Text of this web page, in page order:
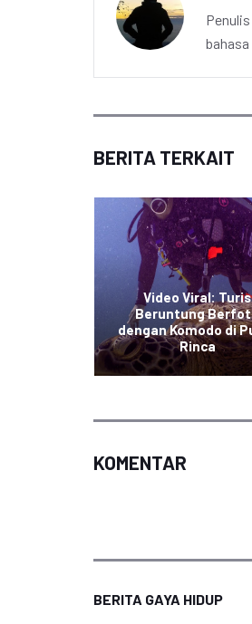
BERITA TERKAIT
Video Viral: Turis
Beruntung
dengan Komodo di
Rinca
KOMENTAR
BERITA GAYA HIDUP